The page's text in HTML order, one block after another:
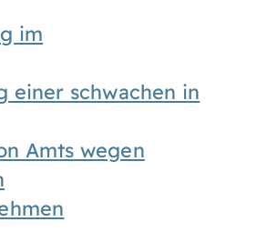
im
einer schwachen in
Amts wegen